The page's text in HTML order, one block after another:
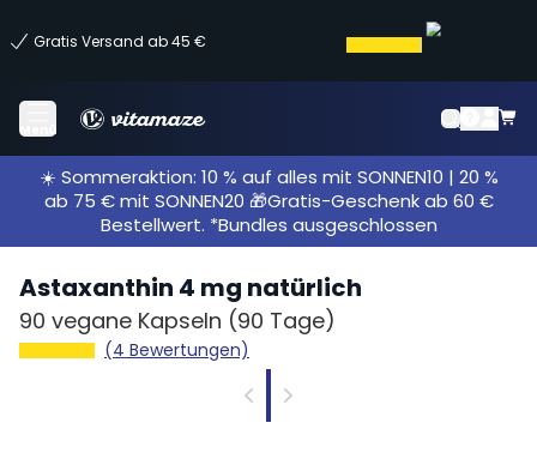
Gratis Versand ab 45 €
Menü
☀️ Sommeraktion: 10 % auf alles mit SONNEN10 | 20 %
ab 75 € mit SONNEN20 🎁Gratis-Geschenk ab 60 €
Bestellwert. *Bundles ausgeschlossen
Astaxanthin 4 mg natürlich
90 vegane Kapseln (90 Tage)
(4 Bewertungen)